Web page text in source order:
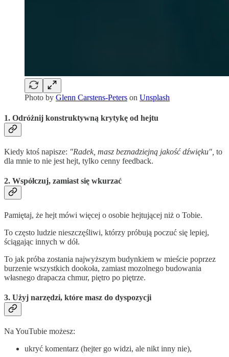
Photo by Glenn Carstens-Peters on Unsplash
1. Odróżnij konstruktywną krytykę od hejtu
Kiedy ktoś napisze: "Radek, masz beznadziejną jakość dźwięku", to
dla mnie to nie jest hejt, tylko cenny feedback.
2. Współczuj, zamiast się wkurzać
Pamiętaj, że hejt mówi więcej o osobie hejtującej niż o Tobie.
To często ludzie nieszczęśliwi, którzy próbują poczuć się lepiej,
ściągając innych w dół.
To jak próba zostania najwyższym budynkiem w mieście poprzez
burzenie wszystkich dookoła, zamiast mozolnego budowania
własnego drapacza chmur, piętro po piętrze.
3. Użyj narzędzi, które masz do dyspozycji
Na YouTubie możesz:
ukryć komentarz (hejter go widzi, ale nikt inny nie),